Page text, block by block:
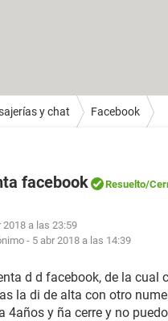
y chat Facebook
facebook Resuelto/
2018 a las 23:59
- 5 abr 2018 a las 14:39
d d facebook, de la cual
la di de alta con otro
4años y ña cerre y no